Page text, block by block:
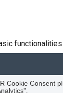
Cookie Consent